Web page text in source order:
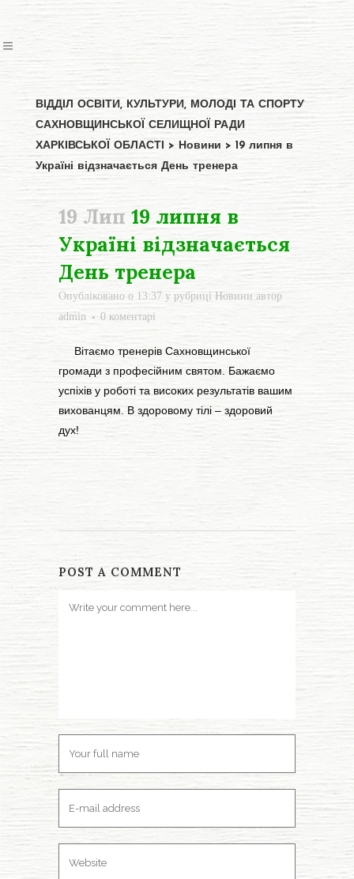
ВІДДІЛ ОСВІТИ, КУЛЬТУРИ, МОЛОДІ ТА СПОРТУ
САХНОВЩИНСЬКОЇ СЕЛИЩНОЇ РАДИ
ХАРКІВСЬКОЇ ОБЛАСТІ > Новини > 19 липня в
Україні відзначається День тренера
19 Лип 19 липня в
Україні відзначається
День тренера
Опубліковано о 13:37 у рубриці Новини автор
admin
0 коментарі
Вітаємо тренерів Сахновщинської
громади з професійним святом. Бажаємо
успіхів у роботі та високих результатів вашим
вихованцям. В здоровому тілі – здоровий
дух!
POST A COMMENT